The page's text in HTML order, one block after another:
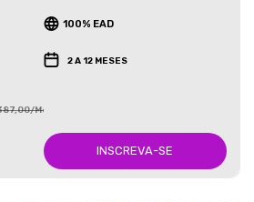
100% EAD
2 A 12 MESES
Mês
INSCREVA-SE